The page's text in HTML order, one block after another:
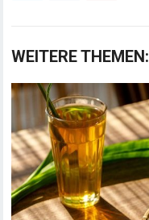
WEITERE THEMEN: